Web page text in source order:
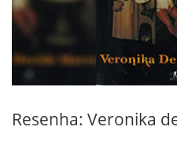
Resenha: Veronika